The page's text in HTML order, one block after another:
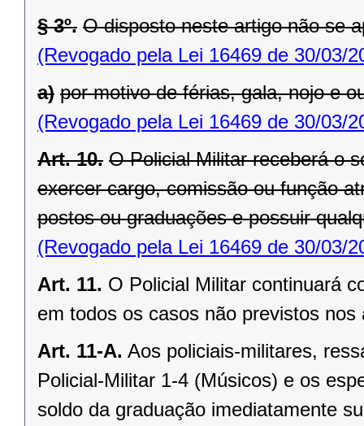
§ 3º. O disposto neste artigo não se
(Revogado pela Lei 16469 de 30/03/
a) por motivo de férias, gala, nojo e
(Revogado pela Lei 16469 de 30/03/
Art. 10. O Policial Militar receberá o
exercer cargo, comissão ou função
postos ou graduações e possuir
(Revogado pela Lei 16469 de 30/03/
Art. 11. O Policial Militar continuará
em todos os casos não previstos nos
Art. 11-A. Aos policiais-militares,
Policial-Militar 1-4 (Músicos) e os
soldo da graduação imediatamente